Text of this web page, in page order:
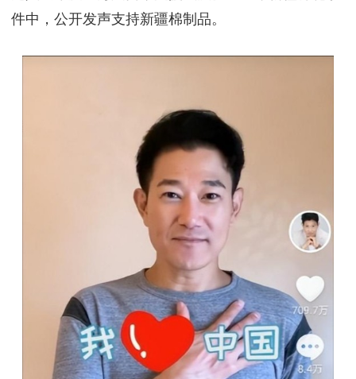
2008年，矢野浩二与中国重庆籍女性结婚，妻子明确
表示不愿赴日生活。2010年女儿降生后，主动为其选
定中国国籍。2020年新冠疫情期间，先后捐赠100万
元人民币及13万只口罩支援武汉。2021年新疆棉花事
件中，公开发声支持新疆棉制品。